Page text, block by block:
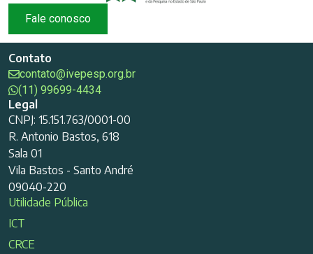
Fale conosco
Contato
contato@ivepesp.org.br
(11) 99699-4434
Legal
CNPJ: 15.151.763/0001-00
R. Antonio Bastos, 618
Sala 01
Vila Bastos - Santo André
09040-220
Utilidade Pública
ICT
CRCE